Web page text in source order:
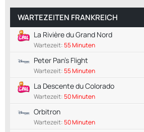
WARTEZEITEN FRANKREICH
La Rivière du Grand Nord
Wartezeit:55 Minuten
Peter Pan's Flight
Wartezeit:55 Minuten
La Descente du Colorado
Wartezeit:50 Minuten
Orbitron
Wartezeit:50 Minuten